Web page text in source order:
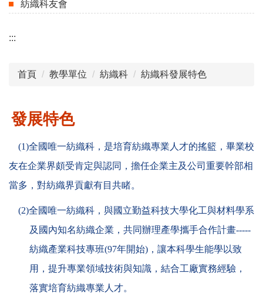
紡織科友會
:::
首頁 教學單位 紡織科 紡織科發展特色
發展特色
(1)全國唯一紡織科，是培育紡織專業人才的搖籃，畢業校
友在企業界頗受肯定與認同，擔任企業主及公司重要幹部相
當多，對紡織界貢獻有目共睹。
(2)全國唯一紡織科，與國立勤益科技大學化工與材料學系
及國內知名紡織企業，共同辦理產學攜手合作計畫-----
紡織產業科技專班(97年開始) ，讓本科學生能學以致
用，提升專業領域技術與知識，結合工廠實務經驗，
落實培育紡織專業人才。